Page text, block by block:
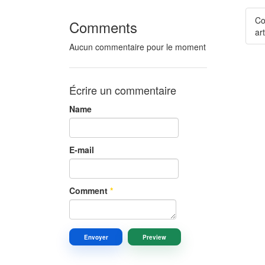
Comments
Aucun commentaire pour le moment
Écrire un commentaire
Name
E-mail
Comment *
Envoyer Preview